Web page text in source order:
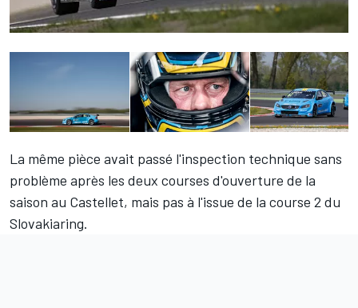
La même pièce avait passé l'inspection technique sans
problème après les deux courses d'ouverture de la
saison au Castellet, mais pas à l'issue de la course 2 du
Slovakiaring.